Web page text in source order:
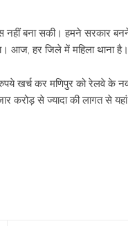
नहीं बना सकी। हमने सरकार
आज, हर जिले में महिला थाना है।
रुपये खर्च कर मणिपुर को रेलवे
करोड़ से ज्यादा की लागत से